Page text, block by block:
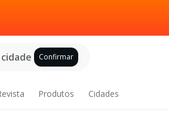
Confirmar
Produtos Cidades